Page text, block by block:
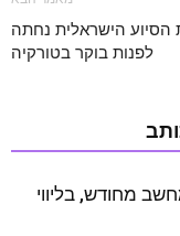
הישראלית נחתה
לפנות בוקר בטורקיה
מחודש, בליווי